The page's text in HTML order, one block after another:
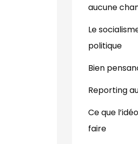
aucune
Le
politique
Bien
Reporting
Ce que
faire